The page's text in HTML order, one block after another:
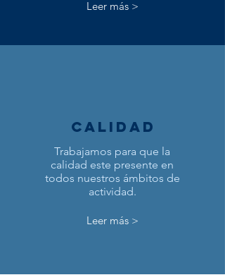
Leer más >
calidad
Trabajamos para que la
calidad este presente en
todos nuestros ámbitos de
actividad.
Leer más >